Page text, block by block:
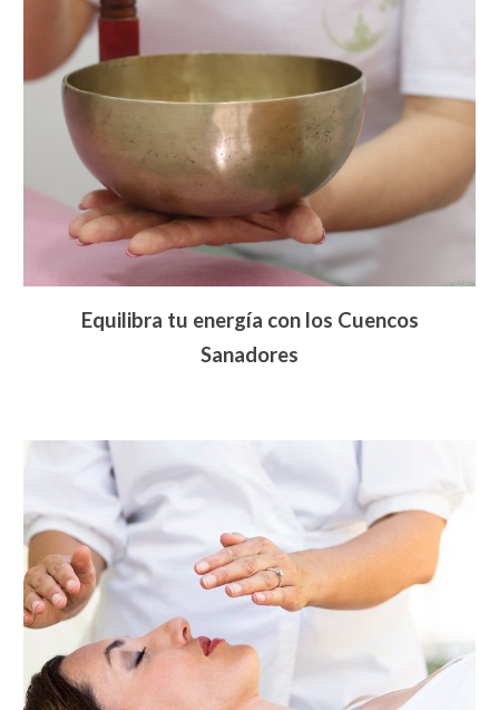
Equilibra tu energía con los Cuencos
Sanadores